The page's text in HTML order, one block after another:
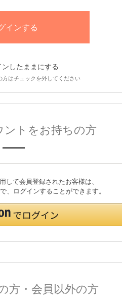
ンしたままにする
方はチェックを外してください
ントをお持ちの方
して会員登録されたお客様は、
、ログインすることができます。
方・会員以外の方